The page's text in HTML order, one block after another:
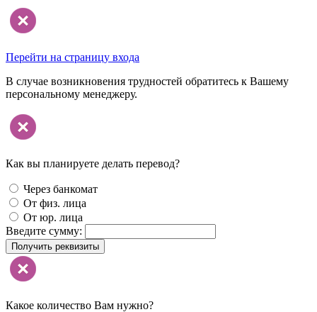
Перейти на страницу входа
В случае возникновения трудностей обратитесь к Вашему
персональному менеджеру.
Как вы планируете делать перевод?
Через банкомат
От физ. лица
От юр. лица
Введите сумму:
Получить реквизиты
Какое количество Вам нужно?